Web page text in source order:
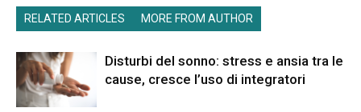
RELATED ARTICLES MORE FROM AUTHOR
Disturbi del sonno: stress e ansia tra le
cause, cresce l’uso di integratori